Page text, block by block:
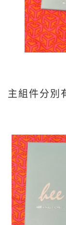
主組件分別